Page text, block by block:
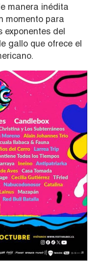
manera inédita
momento para
exponentes del
gallo que ofrece el